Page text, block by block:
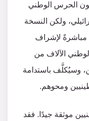
الحرس الوطني
ولكن النسخة
مباشرةً لإشراف
الآلاف من
وسيُكلَّف باستدامة
ومحوهم.
موثقة جيدًا. فقد